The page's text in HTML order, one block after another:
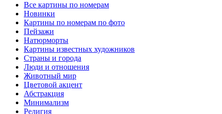
Все картины по номерам
Новинки
Картины по номерам по фото
Пейзажи
Натюрморты
Картины известных художников
Страны и города
Люди и отношения
Животный мир
Цветовой акцент
Абстракция
Минимализм
Религия